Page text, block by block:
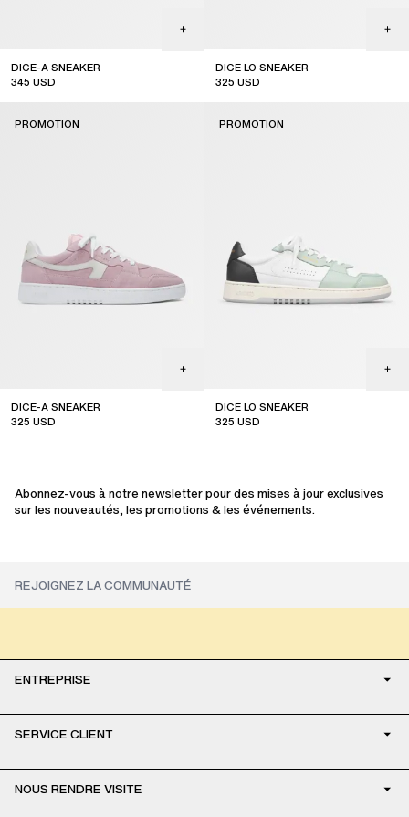
DICE-A SNEAKER
345 USD
DICE LO SNEAKER
325 USD
DICE-A SNEAKER
325 USD
PROMOTION
DICE LO SNEAKER
325 USD
PROMOTION
Abonnez-vous à notre newsletter pour des mises à jour exclusives
sur les nouveautés, les promotions & les événements.
ENTREPRISE
SERVICE CLIENT
NOUS RENDRE VISITE